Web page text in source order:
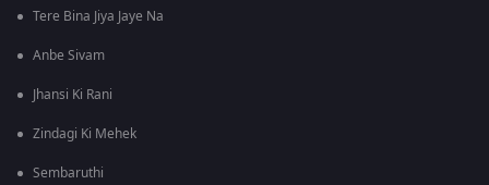
Tere Bina Jiya Jaye Na
Anbe Sivam
Jhansi Ki Rani
Zindagi Ki Mehek
Sembaruthi